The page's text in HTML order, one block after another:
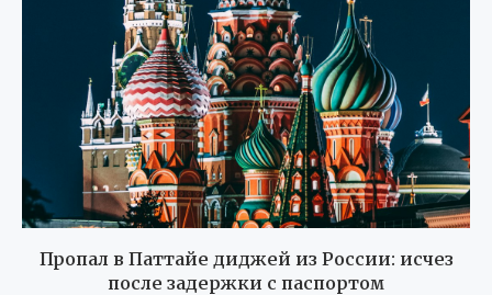
Пропал в Паттайе диджей из России: исчез
после задержки с паспортом